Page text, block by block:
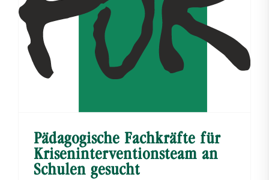
Pädagogische Fachkräfte für
Kriseninterventionsteam an
Schulen gesucht